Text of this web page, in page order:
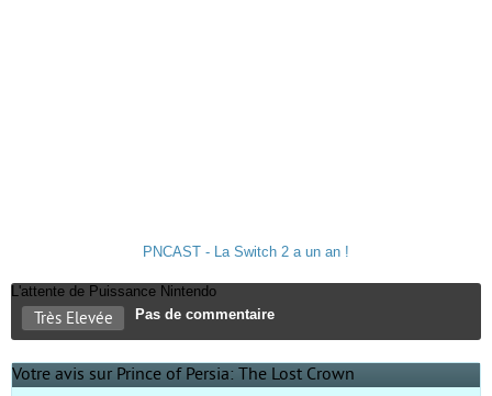
PNCAST - La Switch 2 a un an !
L'attente de Puissance Nintendo
Très Elevée Pas de commentaire
Votre avis sur Prince of Persia: The Lost Crown